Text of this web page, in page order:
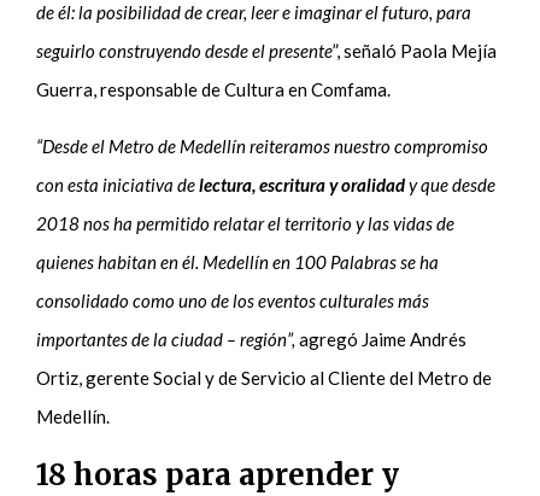
de él: la posibilidad de crear, leer e imaginar el futuro, para
seguirlo construyendo desde el presente”, señaló Paola Mejía
Guerra, responsable de Cultura en Comfama.
“Desde el Metro de Medellín reiteramos nuestro compromiso
con esta iniciativa delectura, escritura y oralidady que desde
2018 nos ha permitido relatar el territorio y las vidas de
quienes habitan en él. Medellín en 100 Palabras se ha
consolidado como uno de los eventos culturales más
importantes de la ciudad – región”,agregó Jaime Andrés
Ortiz, gerente Social y de Servicio al Cliente del Metro de
Medellín.
18 horas para aprender y